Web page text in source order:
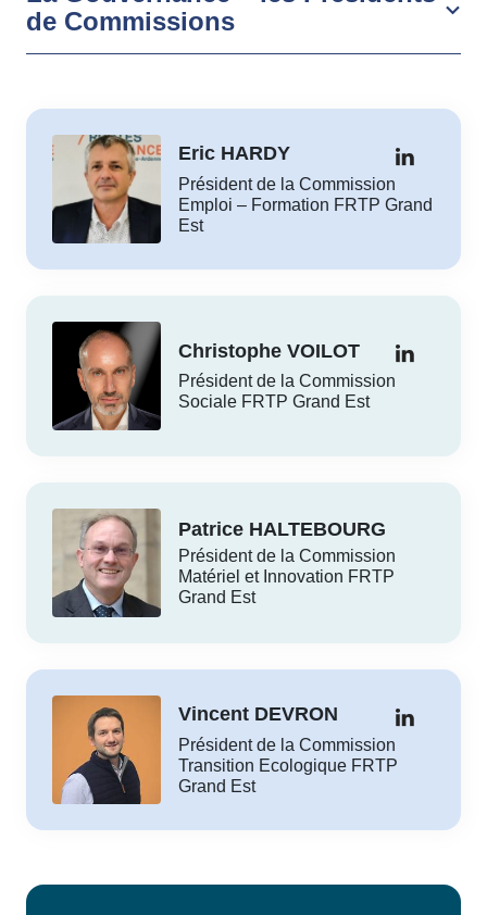
de Commissions
Eric HARDY
Président de la Commission
Emploi – Formation FRTP Grand
Est
Christophe VOILOT
Président de la Commission
Sociale FRTP Grand Est
Patrice HALTEBOURG
Président de la Commission
Matériel et Innovation FRTP
Grand Est
Vincent DEVRON
Président de la Commission
Transition Ecologique FRTP
Grand Est